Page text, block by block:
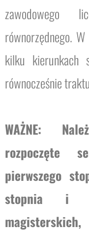
zawodowego
równorzędnego.
kilku kierunkach
równocześnie
WAŻNE:
rozpoczęte
pierwszego
stopnia i